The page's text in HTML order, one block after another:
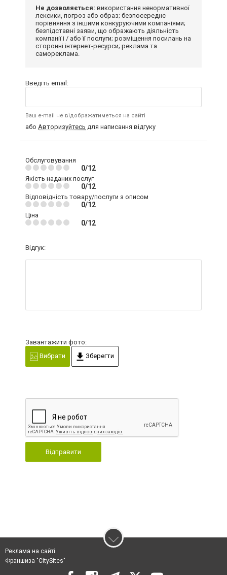
Не дозволяється: використання ненормативної
лексики, погроз або образ; безпосереднє
порівняння з іншими конкуруючими компаніями;
безпідставні заяви, що ображають діяльність
компанії і / або її послуги; розміщення посилань на
сторонні інтернет-ресурси; реклама та
самореклама.
Введіть email:
Ваш e-mail не відображатиметься на сайті
або Авторизуйтесь для написання відгуку
Обслуговування
0/12
Якість наданих послуг
0/12
Відповідність товару/послуги з описом
0/12
Ціна
0/12
Відгук:
Завантажити фото:
Вибрати
Зберегти
Відправити
Реклама на сайті
Франшиза "CitySites"